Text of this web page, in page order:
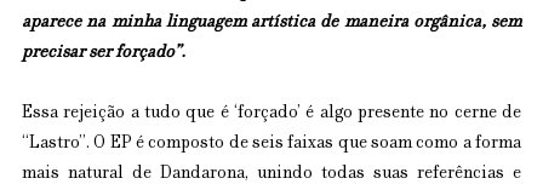
aparece na minha linguagem artística de maneira orgânica, sem
precisar ser forçado”.
Essa rejeição a tudo que é ‘forçado’ é algo presente no cerne de
“Lastro”. O EP é composto de seis faixas que soam como a forma
mais natural de Dandarona, unindo todas suas referências e